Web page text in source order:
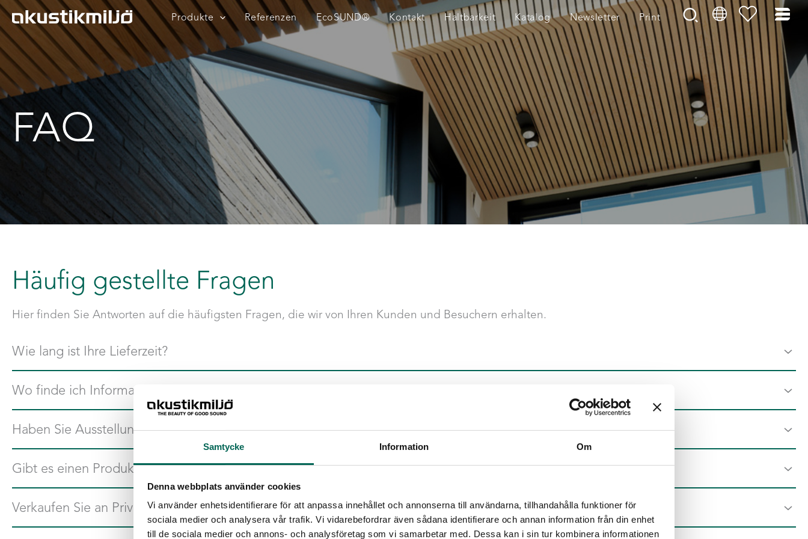
Samtycke Information Om
Denna webbplats använder cookies
Vi använder enhetsidentifierare för att anpassa innehållet och annonserna till användarna, tillhandahålla funktioner för
sociala medier och analysera vår trafik. Vi vidarebefordrar även sådana identifierare och annan information från din enhet
till de sociala medier och annons- och analysföretag som vi samarbetar med. Dessa kan i sin tur kombinera informationen
Zum
Inhalt
springen
Produkte Referenzen EcoSUND® Kontakt Haltbarkeit Katalog Newsletter Print
FAQ
Häufig gestellte Fragen
Hier finden Sie Antworten auf die häufigsten Fragen, die wir von Ihren Kunden und Besuchern erhalten.
Wie lang ist Ihre Lieferzeit?
Wo finde ich Informationen zu Ihrem Kernmaterial EcoSUND?
Dokumente und Zertifikate“ finden Sie Informationen und Tests zu EcoSUND®
Haben Sie Ausstellungsräume, die besichtigt werden können?
uns über info@akustikmiljo.se und wir vereinbaren einen Besuch.
Gibt es einen Produktkatalog?
inspirierenden Referenzprojekten.
Verkaufen Sie an Privatpersonen?
Privatpersonen können unsere Produkte über einen unserer zahlreichen Händler kaufen. Kontaktieren Sie uns, wenn Sie den nächstgelegenen Händler finden